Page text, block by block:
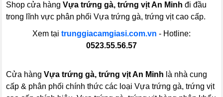
Shop cửa hàngVựa trứng gà, trứng vịt An Minh đi đầu
trong lĩnh vực phân phối Vựa trứng gà, trứng vịt cao cấp.
Xem tại trunggiacamgiasi.com.vn - Hotline:
0523.55.56.57
Cửa hàngVựa trứng gà, trứng vịt An Minh là nhà cung
cấp & phân phối chính thức các loại Vựa trứng gà, trứng vịt